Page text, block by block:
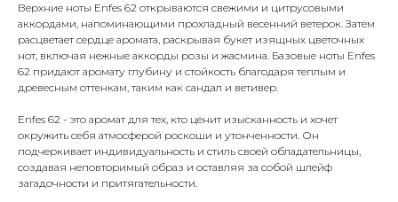
Верхние ноты Enfes 62 открываются свежими и цитрусовыми
аккордами, напоминающими прохладный весенний ветерок. Затем
расцветает сердце аромата, раскрывая букет изящных цветочных
нот, включая нежные аккорды розы и жасмина. Базовые ноты Enfes
62 придают аромату глубину и стойкость благодаря теплым и
древесным оттенкам, таким как сандал и ветивер.
Enfes 62 - это аромат для тех, кто ценит изысканность и хочет
окружить себя атмосферой роскоши и утонченности. Он
подчеркивает индивидуальность и стиль своей обладательницы,
создавая неповторимый образ и оставляя за собой шлейф
загадочности и притягательности.